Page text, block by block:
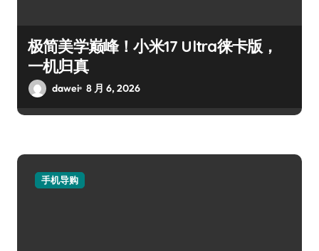
极简美学巅峰！小米17 Ultra徕卡版，
一机归真
dawei 8 月 6, 2026
手机导购